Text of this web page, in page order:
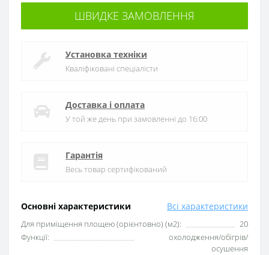
Основні характеристики Всі характеристики
Для приміщення площею (орієнтовно) (м2):
20
Функції:
охолодження/обігрів/
осушення
ШВИДКЕ ЗАМОВЛЕННЯ
Установка техніки
Кваліфіковані спеціалісти
Доставка і оплата
У той же день при замовленні до 16:00
Гарантія
Весь товар сертифікований